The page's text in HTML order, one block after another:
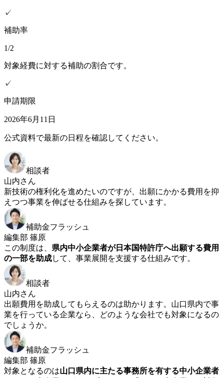
✓
補助率
1/2
対象経費に対する補助の割合です。
✓
申請期限
2026年6月11日
公式資料で最新の日程を確認してください。
相談者
山内さん
新技術の権利化を進めたいのですが、出願にかかる費用を抑
えつつ事業を伸ばせる仕組みを探しています。
補助金フラッシュ
編集部 篠原
この制度は、 県内中小企業者が日本国特許庁へ出願する費用
の一部を助成して、事業展開を支援する仕組みです。
相談者
山内さん
出願費用を助成してもらえるのは助かります。山口県内で事
業を行っている企業なら、どのような会社でも対象になるの
でしょうか。
補助金フラッシュ
編集部 篠原
対象となるのは山口県内に主たる事務所を有する中小企業者